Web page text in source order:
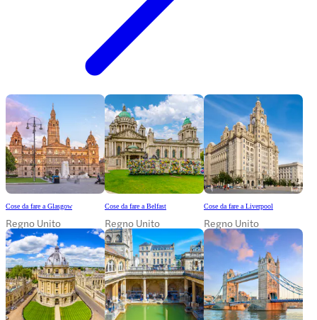
Cose da fare a Glasgow
Regno Unito
Cose da fare a Belfast
Regno Unito
Cose da fare a Liverpool
Regno Unito